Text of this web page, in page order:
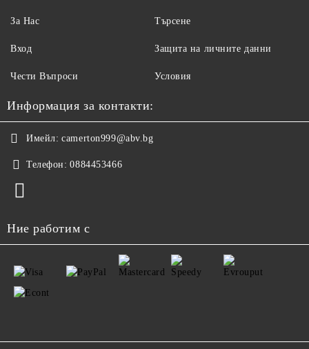
За Нас
Вход
Чести Въпроси
Търсене
Защита на личните данни
Условия
Информация за контакти:
Имейл: camerton999@abv.bg
Телефон: 0884453466
Ние работим с